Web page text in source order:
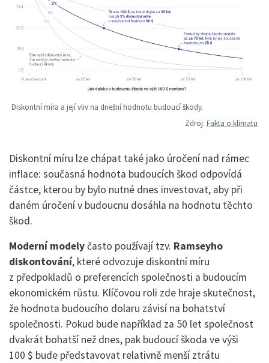
Diskontní míra a její vliv na dnešní hodnotu budoucí škody.
Zdroj: Fakta o klimatu
Diskontní míru lze chápat také jako úročení nad rámec
inflace: současná hodnota budoucích škod odpovídá
částce, kterou by bylo nutné dnes investovat, aby při
daném úročení v budoucnu dosáhla na hodnotu těchto
škod.
Moderní modelyčasto používají tzv. Ramseyho
diskontování, které odvozuje diskontní míru
z předpokladů o preferencích společnosti a budoucím
ekonomickém růstu. Klíčovou roli zde hraje skutečnost,
že hodnota budoucího dolaru závisí na bohatství
společnosti. Pokud bude například za 50 let společnost
dvakrát bohatší než dnes, pak budoucí škoda ve výši
100 $ bude představovat relativně menší ztrátu